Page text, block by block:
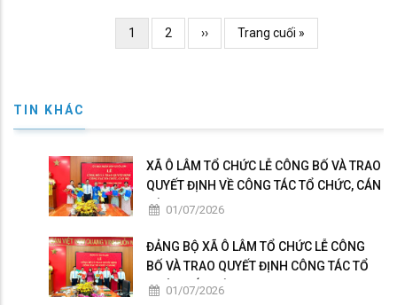
- Thực hiện nghiêm túc quy định của Luật Tiếp công dân; Luật
Khiếu nại; Luật Tố cáo.Current
page
1 Page
2
Trang
kế
››
Trang
cuối
Trang cuối »
TIN KHÁC
XÃ Ô LÂM TỔ CHỨC LỄ CÔNG BỐ VÀ TRAO
QUYẾT ĐỊNH VỀ CÔNG TÁC TỔ CHỨC, CÁN
BỘ 01/07/2026
ĐẢNG BỘ XÃ Ô LÂM TỔ CHỨC LỄ CÔNG
BỐ VÀ TRAO QUYẾT ĐỊNH CÔNG TÁC TỔ
CHỨC, CÁN BỘ
01/07/2026